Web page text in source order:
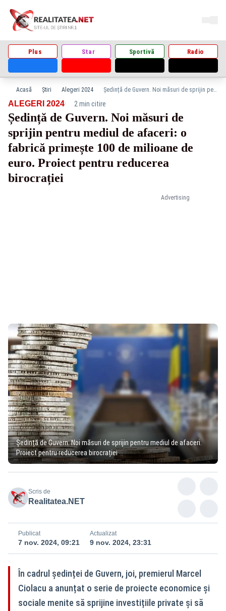
Plus Star Sportivă Radio
Acasă Știri Alegeri 2024 Ședință de Guvern. Noi măsuri de sprijin pentru mediul de afaceri: o fabrică primește 100 de milioane de euro. Proiect pentru reducerea birocrației
Advertising
ALEGERI 2024· 2 min citire
Ședință de Guvern. Noi măsuri de
sprijin pentru mediul de afaceri: o
fabrică primește 100 de milioane de
euro. Proiect pentru reducerea
birocrației
Ședință de Guvern. Noi măsuri de sprijin pentru mediul de afaceri.
Proiect pentru reducerea birocrației
Scris de
Realitatea.NET
Publicat
7 nov. 2024, 09:21
Actualizat
9 nov. 2024, 23:31
În cadrul ședinței de Guvern, joi, premierul Marcel
Ciolacu a anunțat o serie de proiecte economice și
sociale menite să sprijine investițiile private și să